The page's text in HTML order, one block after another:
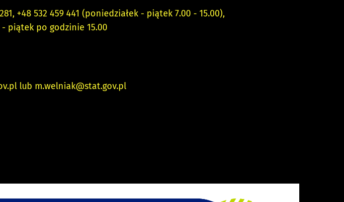
532 459 441 (poniedziałek - piątek 7.00 - 15.00),
po godzinie 15.00
lub m.welniak@stat.gov.pl